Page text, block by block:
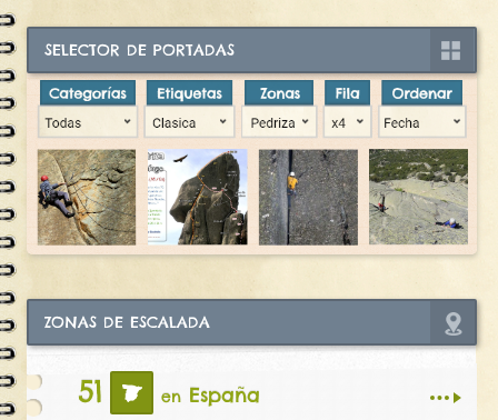
SELECTOR DE PORTADAS
ZONAS DE ESCALADA
51 en España